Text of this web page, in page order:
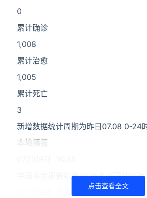
0
累计确诊
1,008
累计治愈
1,005
累计死亡
3
新增数据统计周期为昨日07.08 0-24
中国香港报告新增2995例新冠肺炎确
07月09日 15:52
点击查看全文